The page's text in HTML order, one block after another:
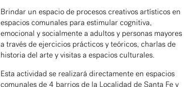
Brindar un espacio de procesos creativos artísticos en
espacios comunales para estimular cognitiva,
emocional y socialmente a adultos y personas mayores
a través de ejercicios prácticos y teóricos, charlas de
historia del arte y visitas a espacios culturales.
Esta actividad se realizará directamente en espacios
comunales de 4 barrios de la Localidad de Santa Fe y